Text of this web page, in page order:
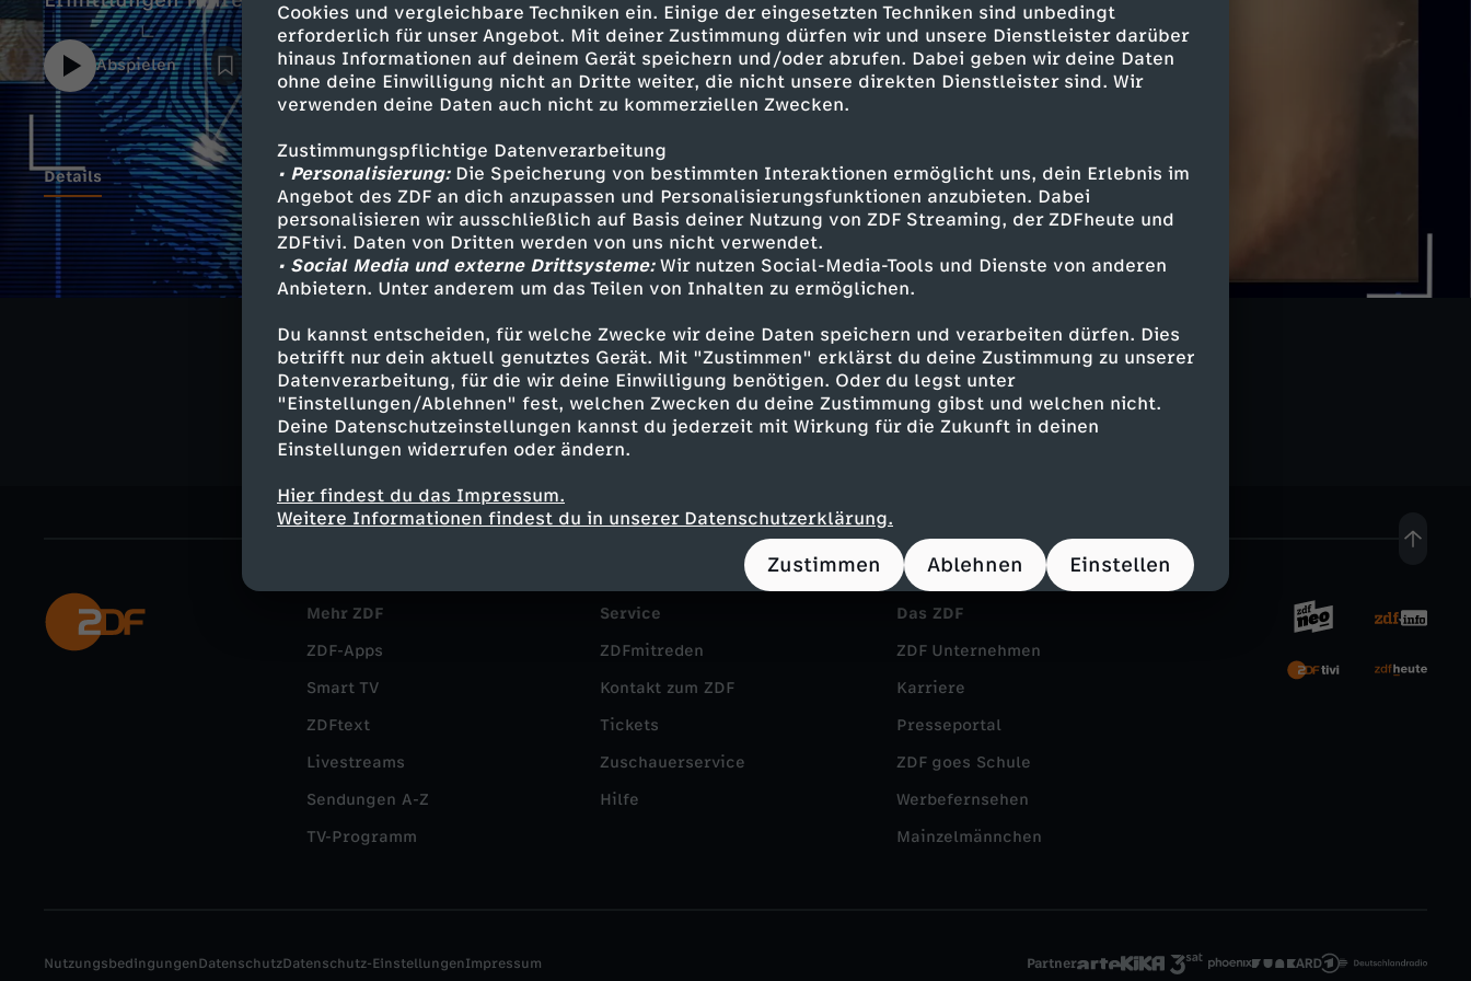
Cookies und vergleichbare Techniken ein. Einige der eingesetzten Techniken sind unbedingt
erforderlich für unser Angebot. Mit deiner Zustimmung dürfen wir und unsere Dienstleister darüber
hinaus Informationen auf deinem Gerät speichern und/oder abrufen. Dabei geben wir deine Daten
ohne deine Einwilligung nicht an Dritte weiter, die nicht unsere direkten Dienstleister sind. Wir
verwenden deine Daten auch nicht zu kommerziellen Zwecken.
Zustimmungspflichtige Datenverarbeitung
• Personalisierung:Die Speicherung von bestimmten Interaktionen ermöglicht uns, dein Erlebnis im
Angebot des ZDF an dich anzupassen und Personalisierungsfunktionen anzubieten. Dabei
personalisieren wir ausschließlich auf Basis deiner Nutzung von ZDF Streaming, der ZDFheute und
ZDFtivi. Daten von Dritten werden von uns nicht verwendet.
• Social Media und externe Drittsysteme:Wir nutzen Social-Media-Tools und Dienste von anderen
Anbietern. Unter anderem um das Teilen von Inhalten zu ermöglichen.
Du kannst entscheiden, für welche Zwecke wir deine Daten speichern und verarbeiten dürfen. Dies
betrifft nur dein aktuell genutztes Gerät. Mit "Zustimmen" erklärst du deine Zustimmung zu unserer
Datenverarbeitung, für die wir deine Einwilligung benötigen. Oder du legst unter
"Einstellungen/Ablehnen" fest, welchen Zwecken du deine Zustimmung gibst und welchen nicht.
Deine Datenschutzeinstellungen kannst du jederzeit mit Wirkung für die Zukunft in deinen
Einstellungen widerrufen oder ändern.
Hier findest du das Impressum.
Weitere Informationen findest du in unserer Datenschutzerklärung.
Zustimmen Ablehnen Einstellen
Abspielen
Details
Ähnliche Inhalte entdecken
True Crime Dokumentation
abgründig
Wahre Verbrechen – Suche nach Gerechtigkeit
Mehr ZDF
ZDF-Apps
Smart TV
ZDFtext
Livestreams
Sendungen A-Z
TV-Programm
Service
ZDFmitreden
Kontakt zum ZDF
Tickets
Zuschauerservice
Hilfe
Das ZDF
ZDF Unternehmen
Karriere
Presseportal
ZDF goes Schule
Werbefernsehen
Mainzelmännchen
Partner
NutzungsbedingungenDatenschutzDatenschutz-EinstellungenImpressum